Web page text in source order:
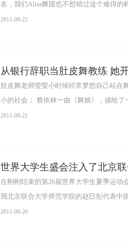
名，我们Alisa舞团也不想错过这个难得
2011-09-22
从银行辞职当肚皮舞教练 她
肚皮舞老师莹莹小时候经常梦想自己
小的社会； 蔡依林一曲《舞娘》，描绘
2011-09-21
世界大学生盛会注入了北京
在刚刚结束的第26届世界大学生夏季运动
我北京联合大学师范学院的赵巳彤代表中
踏..
2011-09-20